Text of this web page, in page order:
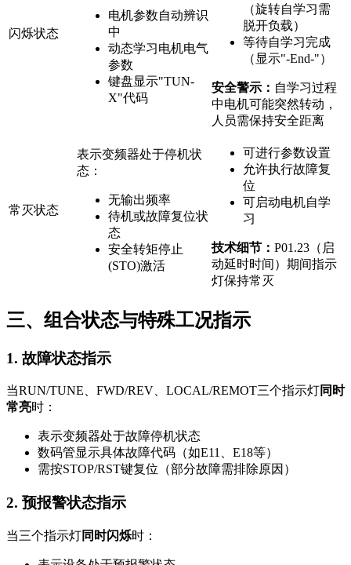
闪烁状态
电机参数自动辨识
中
动态学习电机电气
参数
键盘显示"TUN-
X"代码
（旋转自学习需
脱开负载）
等待自学习完成
（显示"-End-"）
安全警示： 自学习过程
中电机可能突然转动，
人员需保持安全距离
常灭状态
表示变频器处于停机状
态：
无输出频率
待机或故障复位状
态
安全转矩停止
(STO)激活
可进行参数设置
允许执行故障复
位
可启动电机自学
习
技术细节： P01.23（启
动延时时间）期间指示
灯保持常灭
三、组合状态与特殊工况指示
1. 故障状态指示
当RUN/TUNE、FWD/REV、LOCAL/REMOT三个指示灯同时
常亮时：
表示变频器处于故障停机状态
数码管显示具体故障代码（如E11、E18等）
需按STOP/RST键复位（部分故障需排除原因）
2. 预报警状态指示
当三个指示灯同时闪烁时：